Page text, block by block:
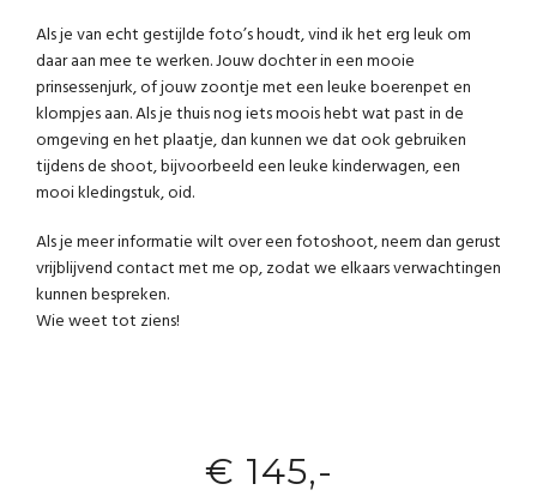
Als je van echt gestijlde foto’s houdt, vind ik het erg leuk om
daar aan mee te werken. Jouw dochter in een mooie
prinsessenjurk, of jouw zoontje met een leuke boerenpet en
klompjes aan. Als je thuis nog iets moois hebt wat past in de
omgeving en het plaatje, dan kunnen we dat ook gebruiken
tijdens de shoot, bijvoorbeeld een leuke kinderwagen, een
mooi kledingstuk, oid.
Als je meer informatie wilt over een fotoshoot, neem dan gerust
vrijblijvend contact met me op, zodat we elkaars verwachtingen
kunnen bespreken.
Wie weet tot ziens!
€ 145,-